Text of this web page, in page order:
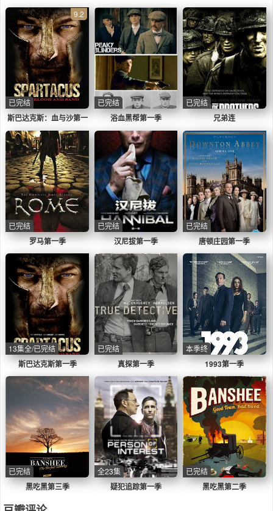
斯巴达克斯：血与沙第一
季
9.2
已完结
浴血黑帮第一季
已完结
兄弟连
已完结
罗马第一季
已完结
汉尼拔第一季
已完结
唐顿庄园第一季
已完结
斯巴达克斯第一季
13集全/已完结
真探第一季
已完结
1993第一季
本季终
黑吃黑第三季
已完结
疑犯追踪第一季
全23集
黑吃黑第二季
已完结